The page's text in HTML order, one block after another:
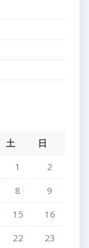
土
日
1
2
8
9
15
16
22
23